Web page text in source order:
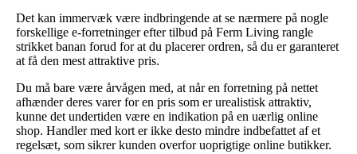
Det kan immervæk være indbringende at se nærmere på nogle
forskellige e-forretninger efter tilbud på Ferm Living rangle
strikket banan forud for at du placerer ordren, så du er garanteret
at få den mest attraktive pris.
Du må bare være årvågen med, at når en forretning på nettet
afhænder deres varer for en pris som er urealistisk attraktiv,
kunne det undertiden være en indikation på en uærlig online
shop. Handler med kort er ikke desto mindre indbefattet af et
regelsæt, som sikrer kunden overfor uoprigtige online butikker.